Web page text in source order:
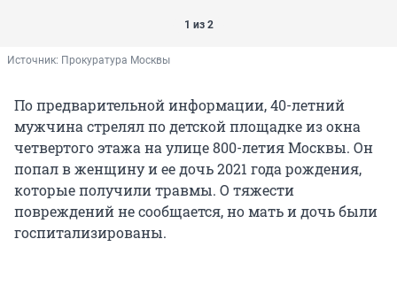
1 из 2
Источник: Прокуратура Москвы
По предварительной информации, 40-летний
мужчина стрелял по детской площадке из окна
четвертого этажа на улице 800-летия Москвы. Он
попал в женщину и ее дочь 2021 года рождения,
которые получили травмы. О тяжести
повреждений не сообщается, но мать и дочь были
госпитализированы.